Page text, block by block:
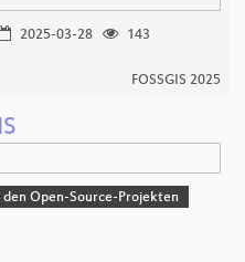
2025-03-28
143
FOSSGIS 2025
Open-Source-Projekten